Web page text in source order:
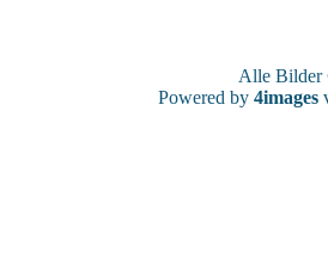
Alle
Powered by 4images